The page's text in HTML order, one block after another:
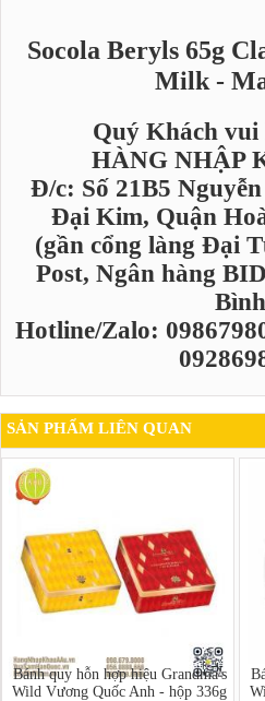
Socola Beryls 65g
Milk -
Quý Khách vui
HÀNG NHẬP
Đ/c: Số 21B5
Đại Kim, Quận
(gần cổng làng Đại
Post, Ngân hàng
Hotline/Zalo:
SẢN PHẨM LIÊN QUAN
Bánh quy hỗn hợp hiệu Grandma's
Wild Vương Quốc Anh - hộp 336g